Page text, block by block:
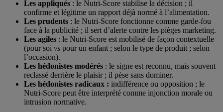
Les appliqués : le Nutri-Score stabilise la décision ; il
confirme et légitime un rapport déjà normé à l’alimentation.
Les prudents : le Nutri-Score fonctionne comme garde-fou
face à la publicité ; il sert d’alerte contre les pièges marketing.
Les agiles : le Nutri-Score est mobilisé de façon contextuelle
(pour soi vs pour un enfant ; selon le type de produit ; selon
l’occasion).
Les hédonistes modérés : le signe est reconnu, mais souvent
reclassé derrière le plaisir ; il pèse sans dominer.
Les hédonistes radicaux : indifférence ou opposition ; le
Nutri-Score peut être interprété comme injonction morale ou
intrusion normative.